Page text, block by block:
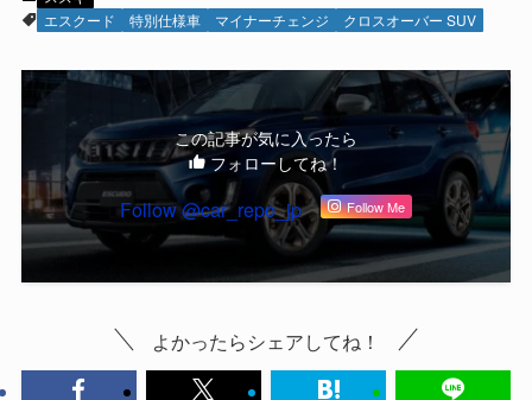
エスクード
特別仕様車 マイナーチェンジ クロスオーバー SUV
この記事が気に入ったら
フォローしてね！
Follow @car_repo_jp Follow Me
よかったらシェアしてね！